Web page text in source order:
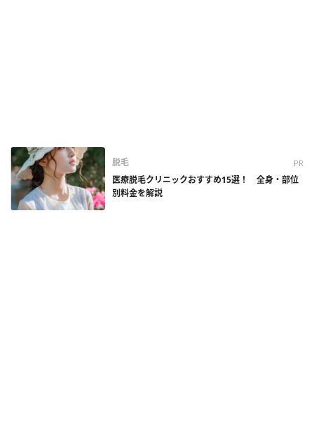
脱毛 PR
医療脱毛クリニックおすすめ15選！ 全身・部位
別料金を解説